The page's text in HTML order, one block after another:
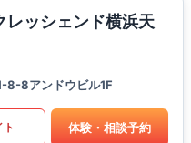
ッシェンド横浜天
8-8アンドウビル1F
ト 体験・相談予約